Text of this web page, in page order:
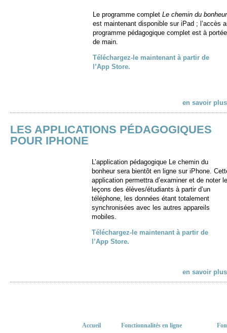
Le programme complet Le chemin du bonheur
est maintenant disponible sur iPad ; l’accès
programme pédagogique complet est à portée
de main.
Téléchargez-le maintenant à partir de
l’App Store.
en savoir
LES APPLICATIONS PÉDAGOGIQUES
POUR IPHONE
L’application pédagogique Le chemin du
bonheur sera bientôt en ligne sur iPhone.
application permettra d’examiner et de noter
leçons des élèves/étudiants à partir d’un
téléphone, les données étant totalement
synchronisées avec les autres appareils
mobiles.
Téléchargez-le maintenant à partir de
l’App Store.
en savoir
Accueil Fonctionnalités en ligne